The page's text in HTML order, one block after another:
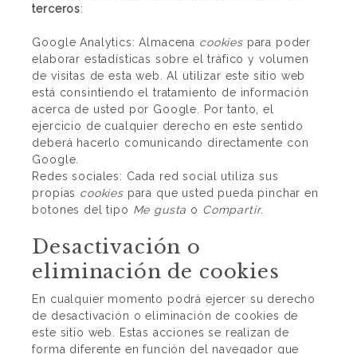
terceros:
Google Analytics: Almacena cookiespara poder
elaborar estadísticas sobre el tráfico y volumen
de visitas de esta web. Al utilizar este sitio web
está consintiendo el tratamiento de información
acerca de usted por Google. Por tanto, el
ejercicio de cualquier derecho en este sentido
deberá hacerlo comunicando directamente con
Google.
Redes sociales: Cada red social utiliza sus
propias cookiespara que usted pueda pinchar en
botones del tipo Me gusta o Compartir.
Desactivación o
eliminación de cookies
En cualquier momento podrá ejercer su derecho
de desactivación o eliminación de cookies de
este sitio web. Estas acciones se realizan de
forma diferente en función del navegador que